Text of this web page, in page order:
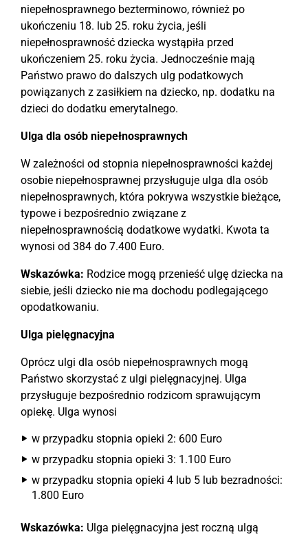
niepełnosprawnego bezterminowo, również po
ukończeniu 18. lub 25. roku życia, jeśli
niepełnosprawność dziecka wystąpiła przed
ukończeniem 25. roku życia. Jednocześnie mają
Państwo prawo do dalszych ulg podatkowych
powiązanych z zasiłkiem na dziecko, np. dodatku na
dzieci do dodatku emerytalnego.
Ulga dla osób niepełnosprawnych
W zależności od stopnia niepełnosprawności każdej
osobie niepełnosprawnej przysługuje ulga dla osób
niepełnosprawnych, która pokrywa wszystkie bieżące,
typowe i bezpośrednio związane z
niepełnosprawnością dodatkowe wydatki. Kwota ta
wynosi od 384 do 7.400 Euro.
Wskazówka: Rodzice mogą przenieść ulgę dziecka na
siebie, jeśli dziecko nie ma dochodu podlegającego
opodatkowaniu.
Ulga pielęgnacyjna
Oprócz ulgi dla osób niepełnosprawnych mogą
Państwo skorzystać z ulgi pielęgnacyjnej. Ulga
przysługuje bezpośrednio rodzicom sprawującym
opiekę. Ulga wynosi
w przypadku stopnia opieki 2: 600 Euro
w przypadku stopnia opieki 3: 1.100 Euro
w przypadku stopnia opieki 4 lub 5 lub bezradności:
1.800 Euro
Wskazówka: Ulga pielęgnacyjna jest roczną ulgą